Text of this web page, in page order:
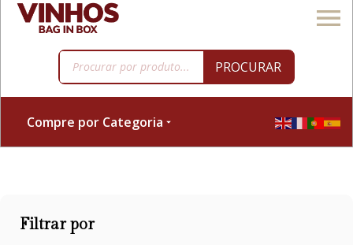
PROCURAR
Compre por Categoria
Filtrar por